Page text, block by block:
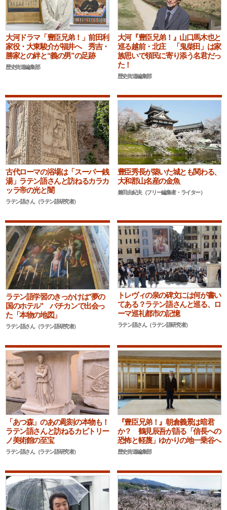
大河ドラマ「豊臣兄弟！」前田利
家役・大東駿介が福井へ 秀吉・
勝家との絆と“義の男”の足跡
歴史街道編集部
大河『豊臣兄弟！』山口馬木也と
巡る越前・北庄 「鬼柴田」は家
族思いで領民に寄り添う名君だっ
た！
歴史街道編集部
古代ローマの浴場は「スーパー銭
湯」ラテン語さんと訪ねるカラカ
ッラ帝の光と闇
ラテン語さん（ラテン語研究者）
豊臣秀長が築いた城とも関わる、
大和郡山名産の金魚
兼田由紀夫（フリー編集者・ライター）
ラテン語学習のきっかけは"夢の
国のホテル" バチカンで出会っ
た「本物の地図」
ラテン語さん（ラテン語研究者）
トレヴィの泉の碑文には何が書い
てある？ラテン語さんと巡る、ロ
ーマ巡礼都市の記憶
ラテン語さん（ラテン語研究者）
「あつ森」のあの彫刻の本物も！
ラテン語さんと訪ねるカピトリー
ノ美術館の至宝
ラテン語さん（ラテン語研究者）
『豊臣兄弟！』朝倉義景は暗君
か？ 鶴見辰吾が語る「信長への
恐怖と軽蔑」ゆかりの地一乗谷へ
歴史街道編集部